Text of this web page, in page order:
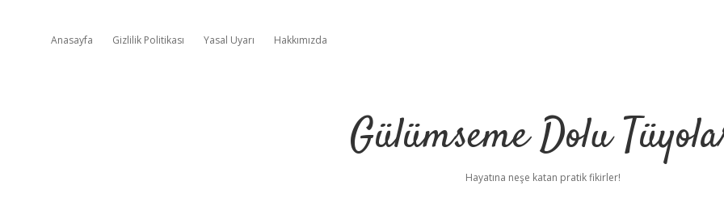
Anasayfa Gizlilik Politikası Yasal Uyarı Hakkımızda
Gülümseme Dolu
Hayatına neşe katan pratik fikirler!